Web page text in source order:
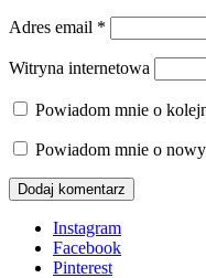
Adres email *
Witryna internetowa
Powiadom mnie o
Powiadom mnie o
Instagram
Facebook
Pinterest